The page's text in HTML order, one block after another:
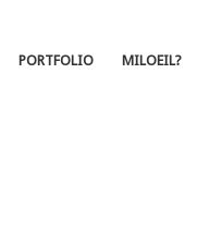
PORTFOLIO MILOEIL?